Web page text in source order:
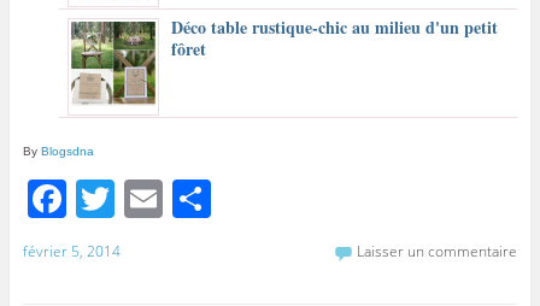
Déco table rustique-chic au milieu d'un petit
fôret
By Blogsdna
F
a
c
T
w
E P
février 5, 2014 Laisser un commentaire